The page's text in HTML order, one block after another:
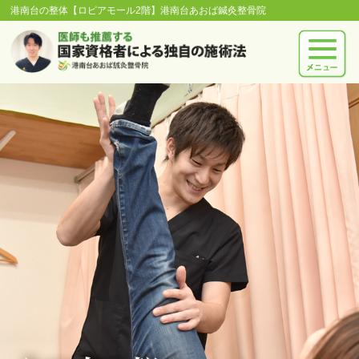
港南台の整体【ロピアモール2階】港南台あおば鍼灸整骨院